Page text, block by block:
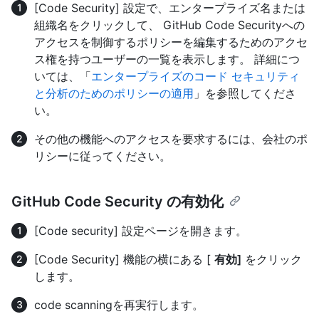
[Code Security] 設定で、エンタープライズ名または
組織名をクリックして、 GitHub Code Securityへの
アクセスを制御するポリシーを編集するためのアクセ
ス権を持つユーザーの一覧を表示します。 詳細につ
いては、「エンタープライズのコード セキュリティ
と分析のためのポリシーの適用 」を参照してくださ
い。
その他の機能へのアクセスを要求するには、会社のポ
リシーに従ってください。
GitHub Code Security の有効化
[Code security] 設定ページを開きます。
[Code Security] 機能の横にある [ 有効] をクリック
します。
code scanningを再実行します。